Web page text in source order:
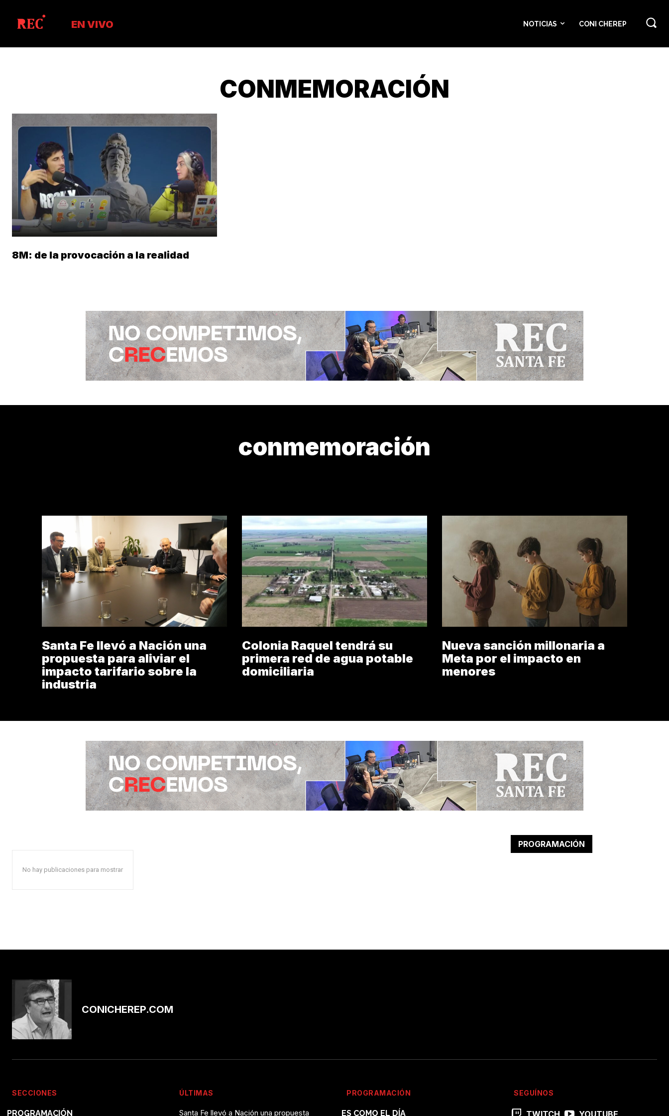
EN VIVO NOTICIAS CONI CHEREP
CONMEMORACIÓN
8M: de la provocación a la realidad
conmemoración
Santa Fe llevó a Nación una
propuesta para aliviar el
impacto tarifario sobre la
industria
Colonia Raquel tendrá su
primera red de agua potable
domiciliaria
Nueva sanción millonaria a
Meta por el impacto en
menores
No hay publicaciones para mostrar
PROGRAMACIÓN
CONICHEREP.COM
SECCIONES
PROGRAMACIÓN
ÚLTIMAS
Santa Fe llevó a Nación una propuesta
PROGRAMACIÓN
ES COMO EL DÍA
SEGUÍNOS